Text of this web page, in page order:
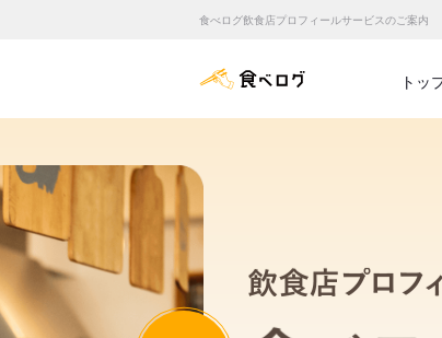
食べログ飲食店プロフィールサービスのご案内
食べログ店舗管理
トッ